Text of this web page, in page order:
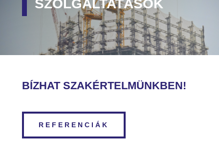
SZOLGÁLTATÁSOK
BÍZHAT SZAKÉRTELMÜNKBEN!
REFERENCIÁK